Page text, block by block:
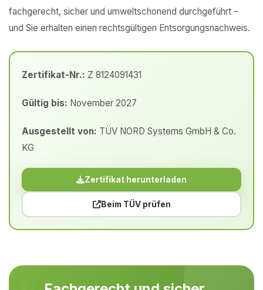
fachgerecht, sicher und umweltschonend durchgeführt –
und Sie erhalten einen rechtsgültigen Entsorgungsnachweis.
Zertifikat-Nr.: Z 8124091431
Gültig bis: November 2027
Ausgestellt von: TÜV NORD Systems GmbH & Co.
KG
Zertifikat herunterladen
Beim TÜV prüfen